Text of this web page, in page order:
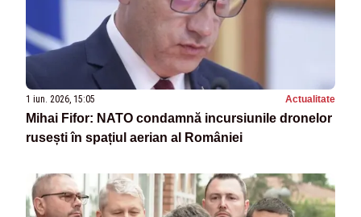
1 iun. 2026, 15:05 Actualitate
Mihai Fifor: NATO condamnă incursiunile dronelor
rusești în spațiul aerian al României